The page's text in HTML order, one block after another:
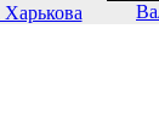
Харькова